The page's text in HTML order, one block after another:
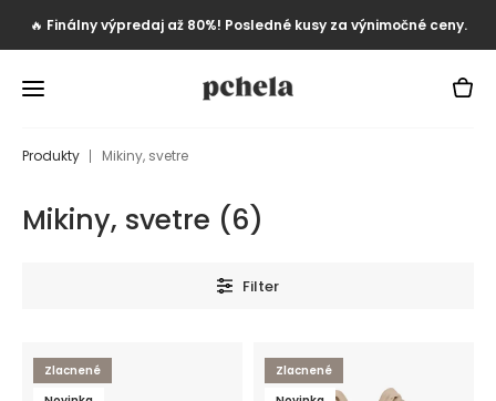
🔥 Finálny výpredaj až 80%! Posledné kusy za výnimočné ceny.
Produkty Mikiny, svetre
Mikiny, svetre (6)
Filter
Zlacnené
Zlacnené